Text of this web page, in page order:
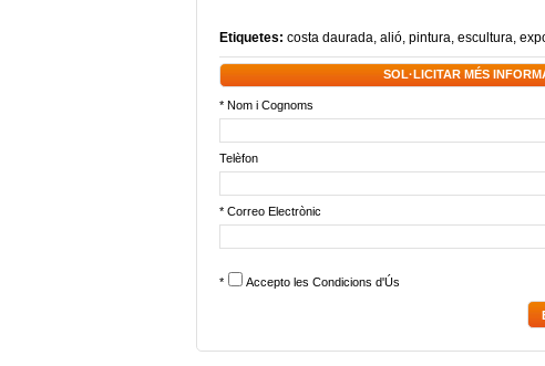
Etiquetes: costa daurada, alió, pintura, escultura,
SOL·LICITAR MÉS
* Nom i Cognoms
Telèfon
* Correo Electrònic
* Accepto les Condicions d'Ús